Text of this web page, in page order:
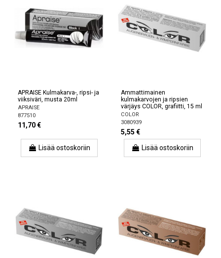
APRAISE Kulmakarva-, ripsi- ja
viiksiväri, musta 20ml
APRAISE
877510
11,70 €
Lisää ostoskoriin
Ammattimainen
kulmakarvojen ja ripsien
värjäys COLOR, grafiitti, 15 ml
COLOR
3080939
5,55 €
Lisää ostoskoriin